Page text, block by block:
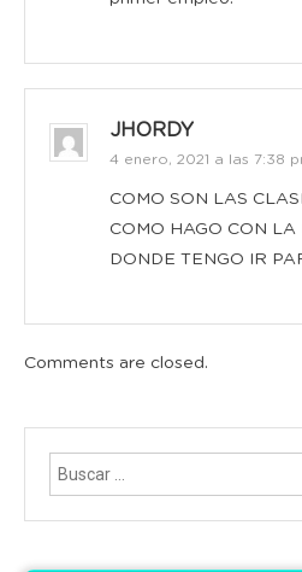
JHORDY
4 enero, 2021 a las 7:38
COMO SON LAS
COMO HAGO CON LA
DONDE TENGO IR
Comments are closed.